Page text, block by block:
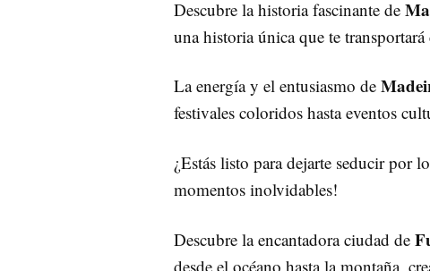
Descubre la historia fascinante de
una historia única que te
La energía y el entusiasmo de
festivales coloridos hasta eventos
¿Estás listo para dejarte seducir por
momentos inolvidables!
Descubre la encantadora ciudad de
desde el océano hasta la montaña,